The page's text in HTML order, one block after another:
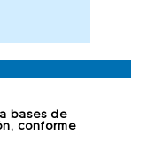
bases de
conforme